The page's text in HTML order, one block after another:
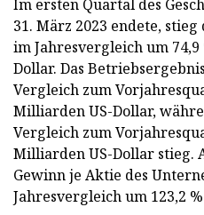
Im ersten Quartal des
31. März 2023 endete,
im Jahresvergleich um
Dollar. Das
Vergleich zum
Milliarden US-Dollar,
Vergleich zum
Milliarden US-Dollar stieg.
Gewinn je Aktie des
Jahresvergleich um 123,2